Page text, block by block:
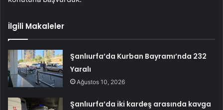
İlgili Makaleler
Şanlıurfa’da Kurban Bayramı’nda 232
Yaralı
Ağustos 10, 2026
Şanlıurfa’da iki kardeş arasında kavga